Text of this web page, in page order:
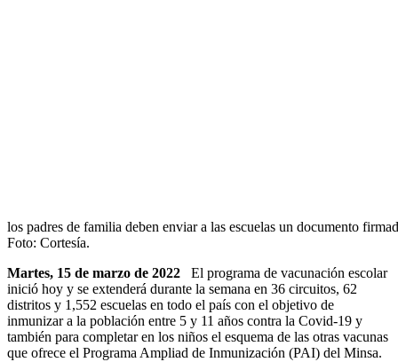
los padres de familia deben enviar a las escuelas un documento
Foto: Cortesía.
Martes, 15 de marzo de 2022 El programa de vacunación escolar
inició hoy y se extenderá durante la semana en 36 circuitos, 62
distritos y 1,552 escuelas en todo el país con el objetivo de
inmunizar a la población entre 5 y 11 años contra la Covid-19 y
también para completar en los niños el esquema de las otras vacunas
que ofrece el Programa Ampliad de Inmunización (PAI) del Minsa.